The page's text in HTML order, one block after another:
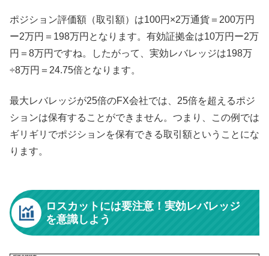
ポジション評価額（取引額）は100円×2万通貨＝200万円
ー2万円＝198万円となります。有効証拠金は10万円ー2万
円＝8万円ですね。したがって、実効レバレッジは198万
÷8万円＝24.75倍となります。
最大レバレッジが25倍のFX会社では、25倍を超えるポジ
ションは保有することができません。つまり、この例では
ギリギリでポジションを保有できる取引額ということにな
ります。
ロスカットには要注意！実効レバレッジ
を意識しよう